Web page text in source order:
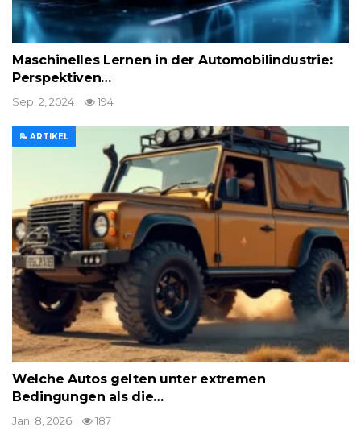
Maschinelles Lernen in der Automobilindustrie:
Perspektiven…
Sep. 2, 2024 194
📝 ARTIKEL
Welche Autos gelten unter extremen
Bedingungen als die…
Jan. 8, 2026 187